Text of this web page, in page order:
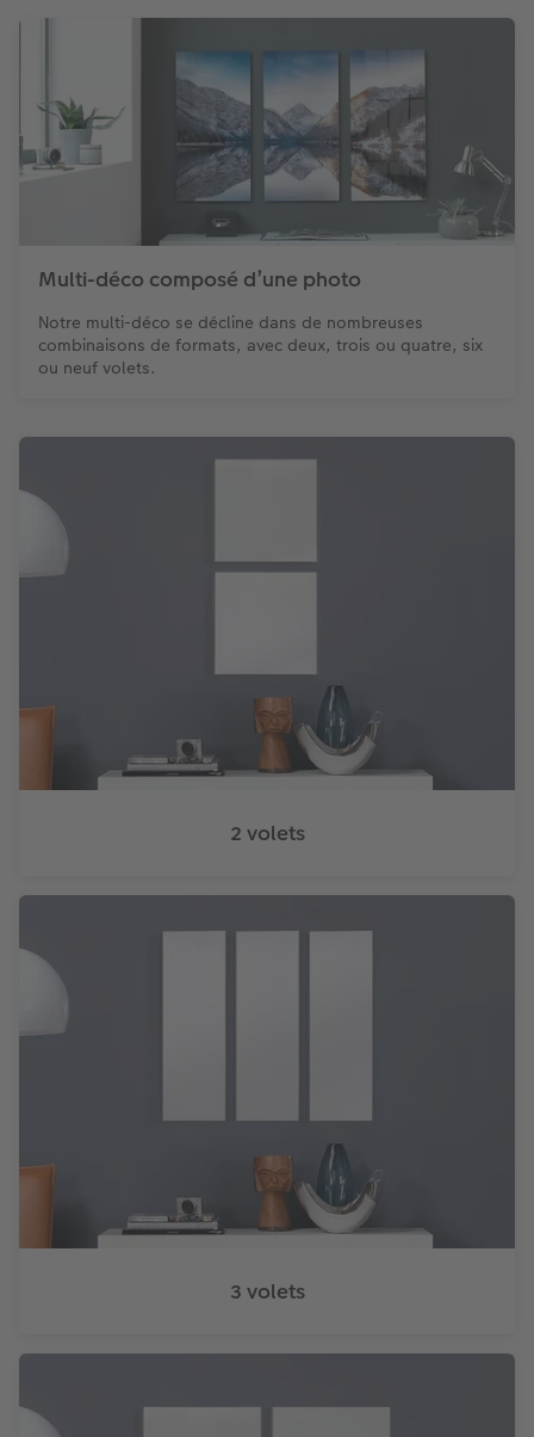
Multi-déco composé d’une photo
Notre multi-déco se décline dans de nombreuses
combinaisons de formats, avec deux, trois ou quatre, six
ou neuf volets.
2 volets
3 volets